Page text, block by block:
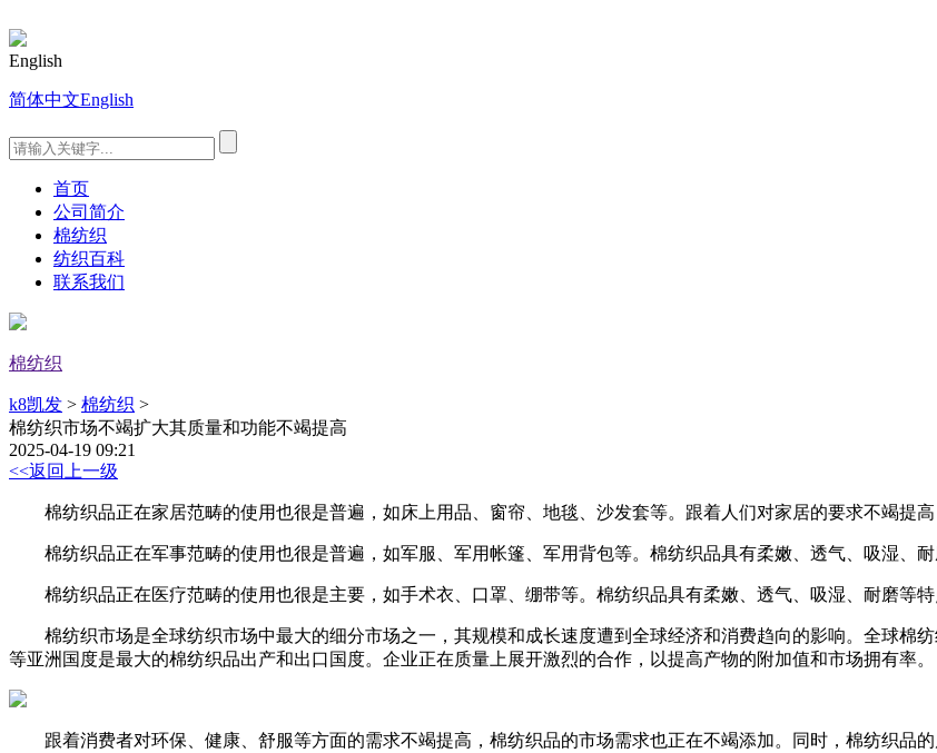
English
简体中文English
首页
公司简介
棉纺织
纺织百科
联系我们
棉纺织
k8凯发 > 棉纺织 >
棉纺织市场不竭扩大其质量和功能不竭提高
2025-04-19 09:21
<<返回上一级
棉纺织品正在家居范畴的使用也很是普遍，如床上用品、窗帘、地毯、沙发套等。跟着人们对家居的要求不竭提高
棉纺织品正在军事范畴的使用也很是普遍，如军服、军用帐篷、军用背包等。棉纺织品具有柔嫩、透气、吸湿、耐
棉纺织品正在医疗范畴的使用也很是主要，如手术衣、口罩、绷带等。棉纺织品具有柔嫩、透气、吸湿、耐磨等特
棉纺织市场是全球纺织市场中最大的细分市场之一，其规模和成长速度遭到全球经济和消费趋向的影响。全球棉
等亚洲国度是最大的棉纺织品出产和出口国度。企业正在质量上展开激烈的合作，以提高产物的附加值和市场拥有率。
跟着消费者对环保、健康、舒服等方面的需求不竭提高，棉纺织品的市场需求也正在不竭添加。同时，棉纺织品